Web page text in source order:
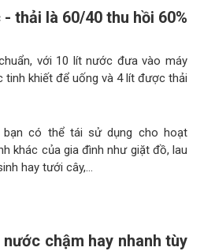
thải là 60/40 thu hồi 60%
với 10 lít nước đưa vào máy
khiết để uống và 4 lít được thải
bạn có thể tái sử dụng cho hoạt
khác của gia đình như giặt đồ, lau
hay tưới cây,…
chậm hay nhanh tùy